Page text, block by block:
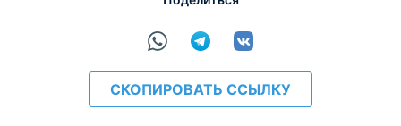
СКОПИРОВАТЬ ССЫЛКУ